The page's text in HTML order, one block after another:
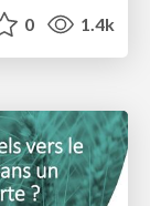
0 1.4k